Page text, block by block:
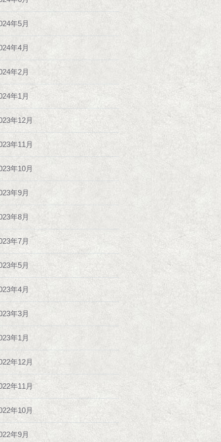
年5月
年4月
年2月
年1月
年12月
年11月
年10月
年9月
年8月
年7月
年5月
年4月
年3月
年1月
年12月
年11月
年10月
年9月